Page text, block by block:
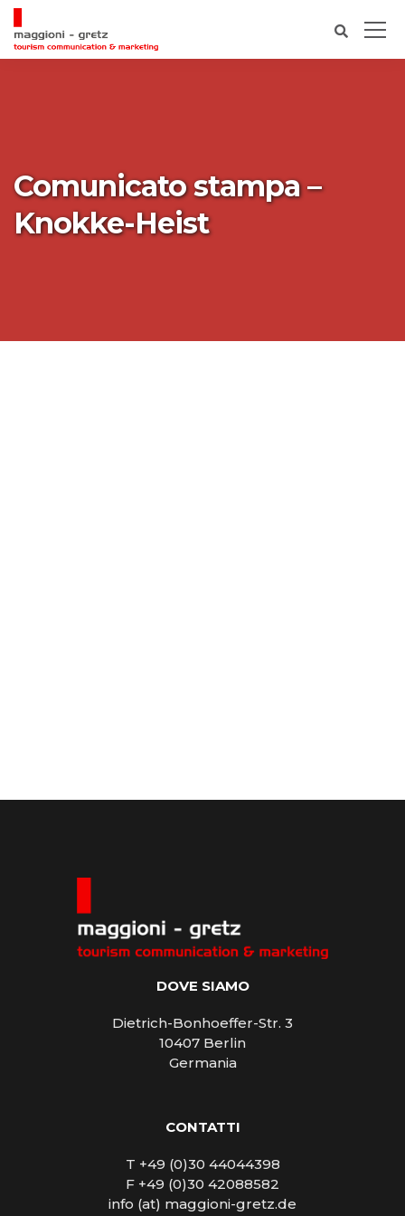
Comunicato stampa –
Knokke-Heist
DOVE SIAMO
Dietrich-Bonhoeffer-Str. 3
10407 Berlin
Germania
CONTATTI
T +49 (0)30 44044398
F +49 (0)30 42088582
info (at) maggioni-gretz.de